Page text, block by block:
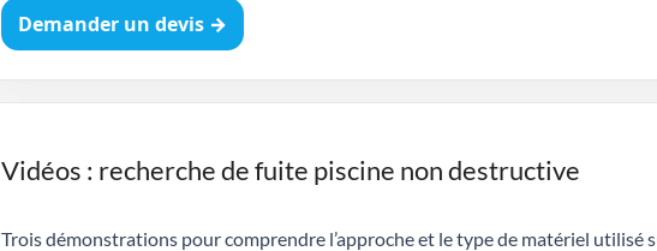
Demander un devis →
Vidéos : recherche de fuite piscine non destructive
Trois démonstrations pour comprendre l’approche et le type de matériel utilisé